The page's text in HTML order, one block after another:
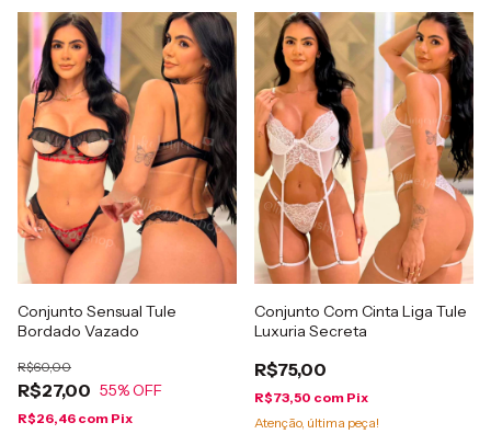
Conjunto Sensual Tule
Bordado Vazado
R$27,00
R$60,00
55% OFF
R$26,46 com Pix
Conjunto Com Cinta Liga Tule
Luxuria Secreta
R$75,00
R$73,50 com Pix
Atenção, última peça!